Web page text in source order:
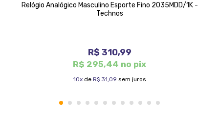
Relógio Analógico Masculino Esporte Fino 2035MDD/1K -
Technos
R$ 310,99
R$ 295,44 no pix
10xde R$ 31,09 sem juros
1 2 3 4 5 6 7 8 9 10 11 12